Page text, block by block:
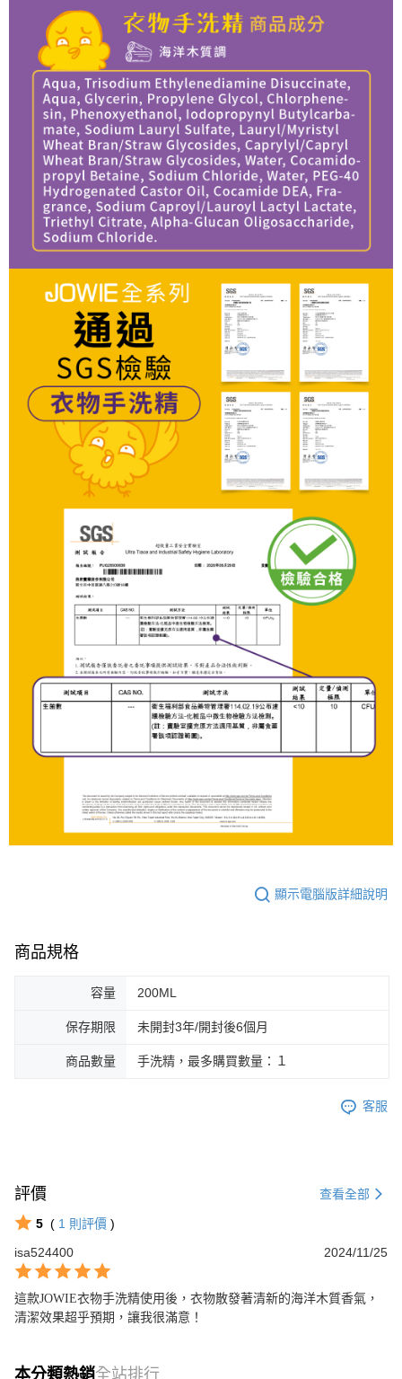
顯示電腦版詳細說明
商品規格
容量 200ML
保存期限 未開封3年/開封後6個月
商品數量 手洗精，最多購買數量：１
客服
評價 查看全部
5 ( 1 則評價 )
isa524400
2024/11/25
這款JOWIE衣物手洗精使用後，衣物散發著清新的海洋木質香氣，
清潔效果超乎預期，讓我很滿意！
本分類熱銷全站排行